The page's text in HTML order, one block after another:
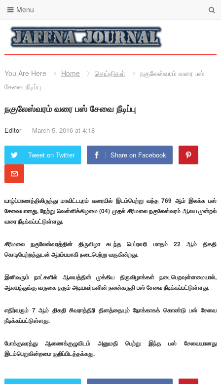
Menu
You Are Here Home செய்திகள்
நகுலேஸ்வரம் வரை பஸ்
சேவை நீடிப்பு
நகுலேஸ்வரம் வரை பஸ் சேவை நீடிப்பு
Editor - March 5, 2016 at 4:18
Tweet on Twitter Share on Facebook
யாழ்ப்பாணத்திலிருந்து மாவிட்டபுரம் வரையில் இடம்பெற்று வந்த 769 ஆம் இலக்க பஸ்
சேவையானது, நேற்று வெள்ளிக்கிழமை (04) முதல் கீரிமலை நகுலேஸ்வரம் ஆலய முன்றல்
வரை நீடிக்கப்பட்டுள்ளது.
கீரிமலை நகுலேஸ்வரத்தின் திருவிழா கடந்த பெப்ரவரி மாதம் 22 ஆம் திகதி
கொடியேற்றத்துடன் ஆரம்பமாகி நடைபெற்று வருகின்றது.
இனிவரும் நாட்களில் ஆலயத்தின் முக்கிய திருவிழாக்கள் நடைபெறவுள்ளமையால்,
ஆலயத்துக்கு வருகை தரும் அடியவர்களின் நலன்கருதி பஸ் சேவை நீடிக்கப்பட்டுள்ளது.
எதிர்வரும் 7 ஆம் திகதி சிவராத்திரி தினத்தையும் நோக்காகக் கொண்டு பஸ் சேவை
நீடிக்கப்பட்டுள்ளது.
போக்குவரத்து ஆணைக்குழுவிடம் அனுமதி பெற்று இந்த பஸ் சேவையானது
இடம்பெறுகின்றமை குறிப்பிடத்தக்கது.